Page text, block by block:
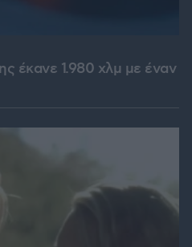
έκανε 1.980 χλμ με έναν